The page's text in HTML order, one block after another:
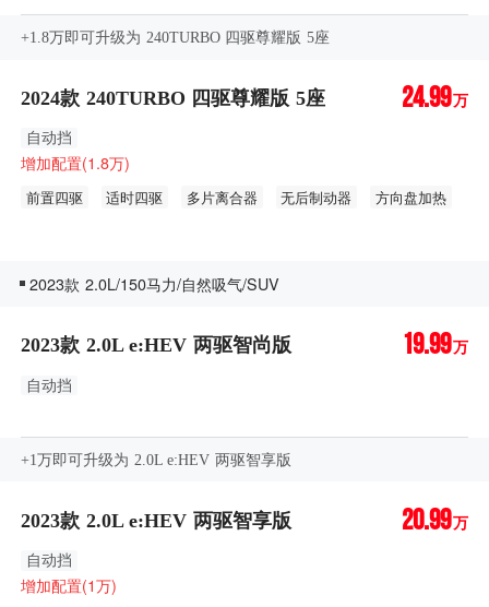
+1.8万即可升级为 240TURBO 四驱尊耀版 5座
2024款 240TURBO 四驱尊耀版 5座 24.99万
自动挡
增加配置(1.8万)
前置四驱 适时四驱 多片离合器 无后制动器
方向盘加热
2023款 2.0L/150马力/自然吸气/SUV
2023款 2.0L e:HEV 两驱智尚版 19.99万
自动挡
+1万即可升级为 2.0L e:HEV 两驱智享版
2023款 2.0L e:HEV 两驱智享版 20.99万
自动挡
增加配置(1万)